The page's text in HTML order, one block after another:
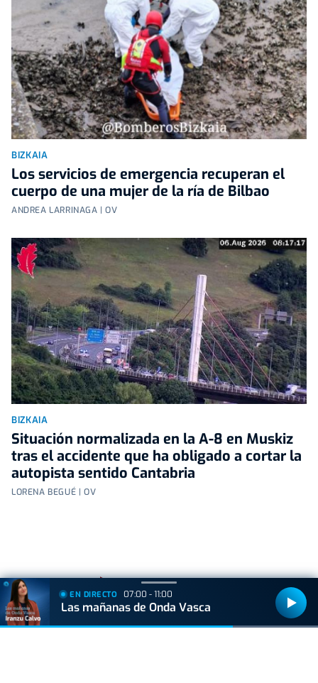
BIZKAIA
Los servicios de emergencia recuperan el
cuerpo de una mujer de la ría de Bilbao
ANDREA LARRINAGA | OV
BIZKAIA
Situación normalizada en la A-8 en Muskiz
tras el accidente que ha obligado a cortar la
autopista sentido Cantabria
LORENA BEGUÉ | OV
Lo+ leído
ACTUALIDAD
EN DIRECTO 07:00 - 11:00
Las mañanas de Onda Vasca